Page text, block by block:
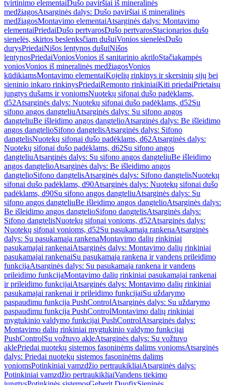
tvirtinimo elementaiDušo paviršiai iš mineralinės
medžiagosAtsarginės dalys: Dušo paviršiai iš mineralinės
medžiagosMontavimo elementaiAtsarginės dalys: Montavimo
elementaiPriedaiDušo pertvarosDušo pertvarosStacionarios dušo
sienelės, skirtos beslenksčiam dušuiVonios sienelėsDušo
durysPriedaiNišos lentynos dušuiNišos
lentynosPriedaiVoniosVonios iš sanitarinio akriloStačiakampės
voniosVonios iš mineralinės medžiagosVonios
kūdikiamsMontavimo elementaiKojelių rinkinys ir skersinių sijų bei
sieninio inkaro rinkinysPriedaiRemonto rinkiniaiKiti priedaiPrietaisų
jungtys dušams ir voniomsNuotekų sifonai dušo padėklams,
d52Atsarginės dalys: Nuotekų sifonai dušo padėklams, d52Su
sifono angos dangteliuAtsarginės dalys: Su sifono angos
dangteliuBe išleidimo angos dangtelioAtsarginės dalys: Be išleidimo
angos dangtelioSifono dangtelisAtsarginės dalys: Sifono
dangtelisNuotekų sifonai dušo padėklams, d62Atsarginės dalys:
Nuotekų sifonai dušo padėklams, d62Su sifono angos
dangteliuAtsarginės dalys: Su sifono angos dangteliuBe išleidimo
angos dangtelioAtsarginės dalys: Be išleidimo angos
dangtelioSifono dangtelisAtsarginės dalys: Sifono dangtelisNuotekų
sifonai dušo padėklams, d90Atsarginės dalys: Nuotekų sifonai dušo
padėklams, d90Su sifono angos dangteliuAtsarginės dalys: Su
sifono angos dangteliuBe išleidimo angos dangtelioAtsarginės dalys:
Be išleidimo angos dangtelioSifono dangtelisAtsarginės dalys:
Sifono dangtelisNuotekų sifonai vonioms, d52Atsarginės dalys:
Nuotekų sifonai vonioms, d52Su pasukamąja rankenaAtsarginės
dalys: Su pasukamąja rankenaMontavimo dalių rinkiniai
pasukamajai rankenaiAtsarginės dalys: Montavimo dalių rinkiniai
pasukamajai rankenaiSu pasukamąja rankena ir vandens prileidimo
funkcijaAtsarginės dalys: Su pasukamąja rankena ir vandens
prileidimo funkcijaMontavimo dalių rinkiniai pasukamajai rankenai
ir prileidimo funkcijaiAtsarginės dalys: Montavimo dalių rinkiniai
pasukamajai rankenai ir prileidimo funkcijaiSu uždarymo
paspaudimu funkcija PushControlAtsarginės dalys: Su uždarymo
paspaudimu funkcija PushControlMontavimo dalių rinkiniai
mygtukinio valdymo funkcijai PushControlAtsarginės dalys:
Montavimo dalių rinkiniai mygtukinio valdymo funkcijai
PushControlSu vožtuvo akleAtsarginės dalys: Su vožtuvo
aklePriedai nuotekų sistemos fasoninėms dalims voniomsAtsarginės
dalys: Priedai nuotekų sistemos fasoninėms dalims
voniomsPotinkiniai vamzdžio pertraukikliaiAtsarginės dalys:
Potinkiniai vamzdžio pertraukikliaiVandens tiekimo